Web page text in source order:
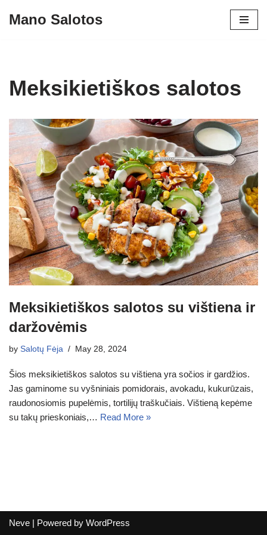
Mano Salotos
Meksikietiškos salotos
Meksikietiškos salotos su vištiena ir
daržovėmis
by Salotų Fėja May 28, 2024
Šios meksikietiškos salotos su vištiena yra sočios ir gardžios.
Jas gaminome su vyšniniais pomidorais, avokadu, kukurūzais,
raudonosiomis pupelėmis, tortilijų traškučiais. Vištieną kepėme
su takų prieskoniais,… Read More »
Neve | Powered by WordPress